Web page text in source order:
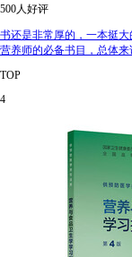
500人好评
书还是非常厚的，一本挺
营养师的必备书目，总体
TOP
4